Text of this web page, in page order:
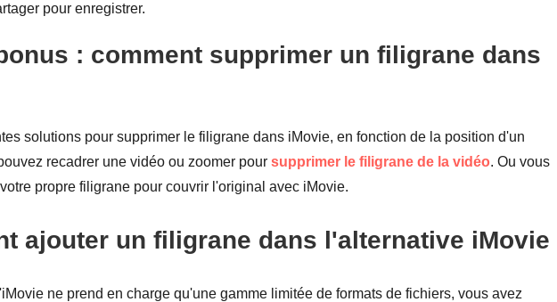
pour enregistrer.
: comment supprimer un filigrane dans
solutions pour supprimer le filigrane dans iMovie, en fonction de la position d'un
recadrer une vidéo ou zoomer pour supprimer le filigrane de la vidéo. Ou vous
propre filigrane pour couvrir l'original avec iMovie.
ajouter un filigrane dans l'alternative iMovie
ne prend en charge qu'une gamme limitée de formats de fichiers, vous avez